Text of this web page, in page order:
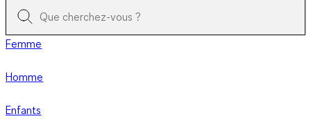
Femme
Homme
Enfants